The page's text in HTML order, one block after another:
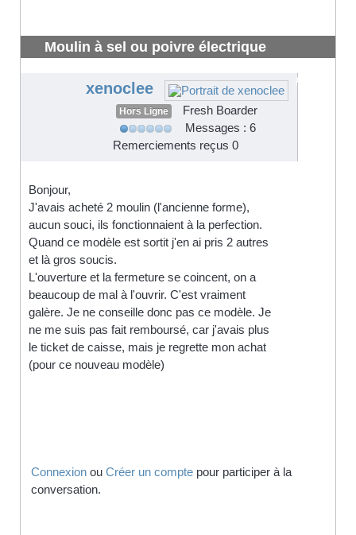
Moulin à sel ou poivre électrique
#3732
xenoclee
Hors Ligne
Fresh Boarder
Messages : 6
Remerciements reçus 0
Bonjour,
J'avais acheté 2 moulin (l'ancienne forme),
aucun souci, ils fonctionnaient à la perfection.
Quand ce modèle est sortit j'en ai pris 2 autres
et là gros soucis.
L'ouverture et la fermeture se coincent, on a
beaucoup de mal à l'ouvrir. C'est vraiment
galère. Je ne conseille donc pas ce modèle. Je
ne me suis pas fait remboursé, car j'avais plus
le ticket de caisse, mais je regrette mon achat
(pour ce nouveau modèle)
Connexion ou Créer un compte pour participer à la
conversation.